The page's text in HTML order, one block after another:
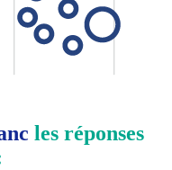
les réponses